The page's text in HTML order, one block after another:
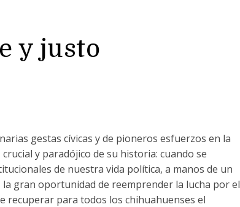
y justo
gestas cívicas y de pioneros esfuerzos en la
y paradójico de su historia: cuando se
de nuestra vida política, a manos de un
gran oportunidad de reemprender la lucha por el
recuperar para todos los chihuahuenses el